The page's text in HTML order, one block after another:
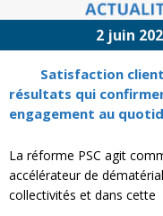
2 juin
Satisfaction
résultats qui
engagement au
La réforme PSC agit
accélérateur de
collectivités et dans cette